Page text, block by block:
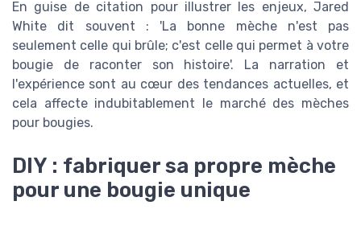
En guise de citation pour illustrer les enjeux, Jared
White dit souvent : 'La bonne mèche n'est pas
seulement celle qui brûle; c'est celle qui permet à votre
bougie de raconter son histoire'. La narration et
l'expérience sont au cœur des tendances actuelles, et
cela affecte indubitablement le marché des mèches
pour bougies.
DIY : fabriquer sa propre mèche
pour une bougie unique